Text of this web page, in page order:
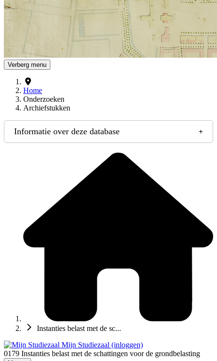
Verberg menu
Home
Onderzoeken
Archiefstukken
Informatie over deze database
Instanties belast met de sc...
Mijn Studiezaal (inloggen)
0179 Instanties belast met de schattingen voor de grondbelasting